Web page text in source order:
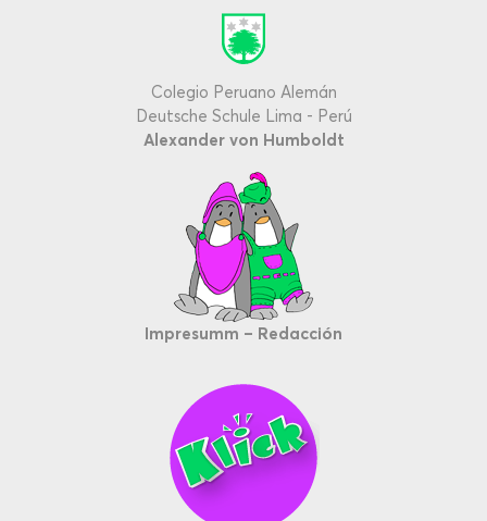
Colegio Peruano Alemán
Deutsche Schule Lima - Perú
Alexander von Humboldt
Impresumm – Redacción